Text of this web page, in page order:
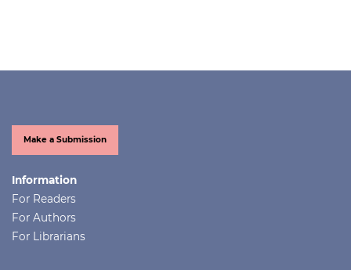
Make a Submission
Information
For Readers
For Authors
For Librarians